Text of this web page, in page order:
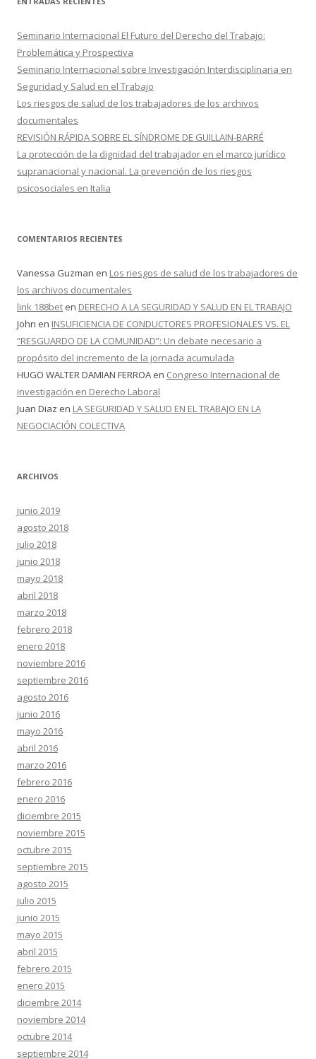
r
:
Seminario Internacional El Futuro del Derecho del Trabajo:
Problemática y Prospectiva
Seminario Internacional sobre Investigación Interdisciplinaria en
Seguridad y Salud en el Trabajo
Los riesgos de salud de los trabajadores de los archivos
documentales
REVISIÓN RÁPIDA SOBRE EL SÍNDROME DE GUILLAIN-BARRÉ
La protección de la dignidad del trabajador en el marco jurídico
supranacional y nacional. La prevención de los riesgos
psicosociales en Italia
COMENTARIOS RECIENTES
Vanessa Guzman en Los riesgos de salud de los trabajadores de
los archivos documentales
link 188bet en DERECHO A LA SEGURIDAD Y SALUD EN EL TRABAJO
John en INSUFICIENCIA DE CONDUCTORES PROFESIONALES VS. EL
“RESGUARDO DE LA COMUNIDAD”: Un debate necesario a
propósito del incremento de la jornada acumulada
HUGO WALTER DAMIAN FERROA en Congreso Internacional de
investigación en Derecho Laboral
Juan Diaz en LA SEGURIDAD Y SALUD EN EL TRABAJO EN LA
NEGOCIACIÓN COLECTIVA
ARCHIVOS
junio 2019
agosto 2018
julio 2018
junio 2018
mayo 2018
abril 2018
marzo 2018
febrero 2018
enero 2018
noviembre 2016
septiembre 2016
agosto 2016
junio 2016
mayo 2016
abril 2016
marzo 2016
febrero 2016
enero 2016
diciembre 2015
noviembre 2015
octubre 2015
septiembre 2015
agosto 2015
julio 2015
junio 2015
mayo 2015
abril 2015
febrero 2015
enero 2015
diciembre 2014
noviembre 2014
octubre 2014
septiembre 2014